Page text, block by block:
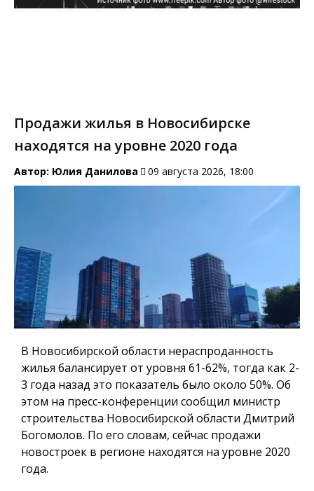
Продажи жилья в Новосибирске
находятся на уровне 2020 года
Автор: Юлия Данилова 09 августа 2026, 18:00
В Новосибирской области нераспроданность
жилья балансирует от уровня 61-62%, тогда как 2-
3 года назад это показатель было около 50%. Об
этом на пресс-конференции сообщил министр
строительства Новосибирской области Дмитрий
Богомолов. По его словам, сейчас продажи
новостроек в регионе находятся на уровне 2020
года.